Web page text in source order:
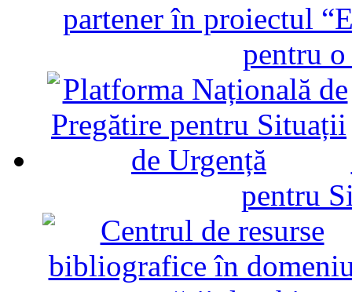
partener în proiectul
pentru
pentru